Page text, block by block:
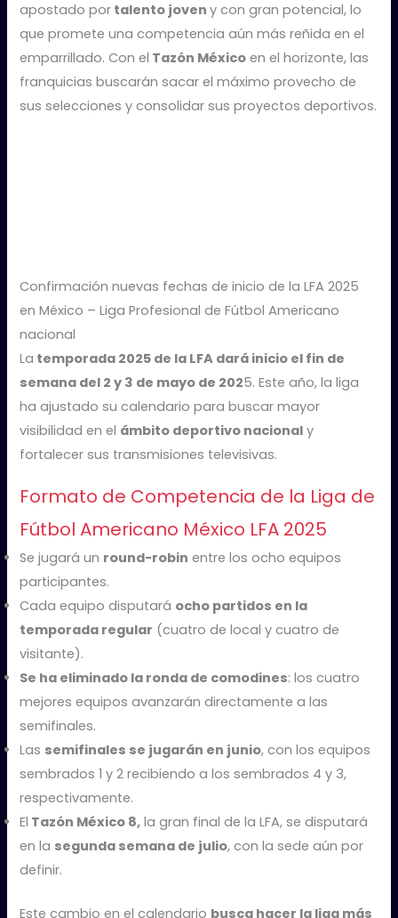
apostado por talento joveny con gran potencial, lo
que promete una competencia aún más reñida en el
emparrillado. Con el Tazón México en el horizonte, las
franquicias buscarán sacar el máximo provecho de
sus selecciones y consolidar sus proyectos deportivos.
Confirmación nuevas fechas de inicio de la LFA 2025
en México – Liga Profesional de Fútbol Americano
nacional
La temporada 2025 de la LFA dará inicio el fin de
semana del 2 y 3 de mayo de 2025. Este año, la liga
ha ajustado su calendario para buscar mayor
visibilidad en el ámbito deportivo nacional y
fortalecer sus transmisiones televisivas.
Formato de Competencia de la Liga de
Fútbol Americano México LFA 2025
Se jugará un round-robin entre los ocho equipos
participantes.
Cada equipo disputará ocho partidos en la
temporada regular (cuatro de local y cuatro de
visitante).
Se ha eliminado la ronda de comodines: los cuatro
mejores equipos avanzarán directamente a las
semifinales.
Las semifinales se jugarán en junio, con los equipos
sembrados 1 y 2 recibiendo a los sembrados 4 y 3,
respectivamente.
El Tazón México 8, la gran final de la LFA, se disputará
en la segunda semana de julio, con la sede aún por
definir.
Este cambio en el calendario busca hacer la liga más